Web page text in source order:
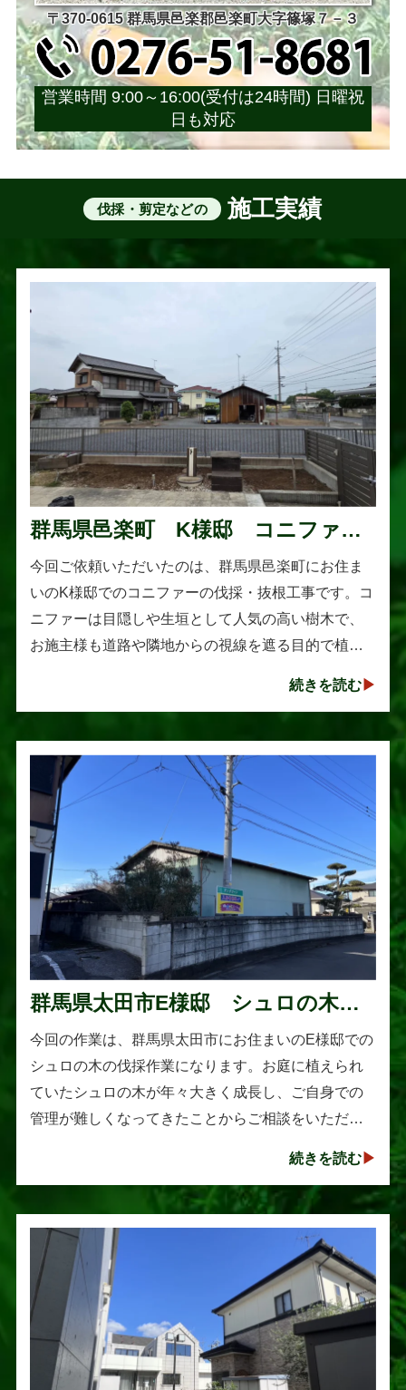
〒370-0615 群馬県邑楽郡邑楽町大字篠塚７－３
営業時間 9:00～16:00(受付は24時間) 日曜祝
日も対応
伐採・剪定などの 施工実績
群馬県邑楽町 K様邸 コニファー
伐採・抜根工事
今回ご依頼いただいたのは、群馬県邑楽町にお住ま
いのK様邸でのコニファーの伐採・抜根工事です。コ
ニファーは目隠しや生垣として人気の高い樹木で、
お施主様も道路や隣地からの視線を遮る目的で植え
続きを読む
群馬県太田市E様邸 シュロの木の
伐採作業
今回の作業は、群馬県太田市にお住まいのE様邸での
シュロの木の伐採作業になります。お庭に植えられ
ていたシュロの木が年々大きく成長し、ご自身での
管理が難しくなってきたことからご相談をいただき
続きを読む